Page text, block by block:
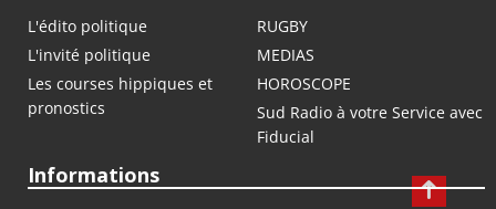
L'édito politique
RUGBY
L'invité politique
MEDIAS
Les courses hippiques et
pronostics
HOROSCOPE
Sud Radio à votre Service avec
Fiducial
Informations